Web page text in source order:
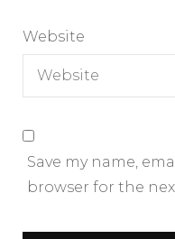
Website
Save my name,
browser for the